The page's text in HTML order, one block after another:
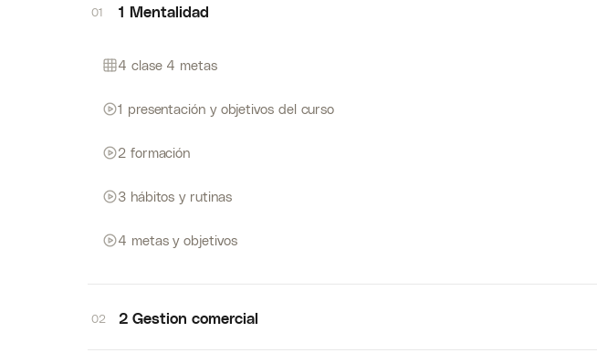
01 1 Mentalidad
4 clase 4 metas
1 presentación y objetivos del curso
2 formación
3 hábitos y rutinas
4 metas y objetivos
02 2 Gestion comercial